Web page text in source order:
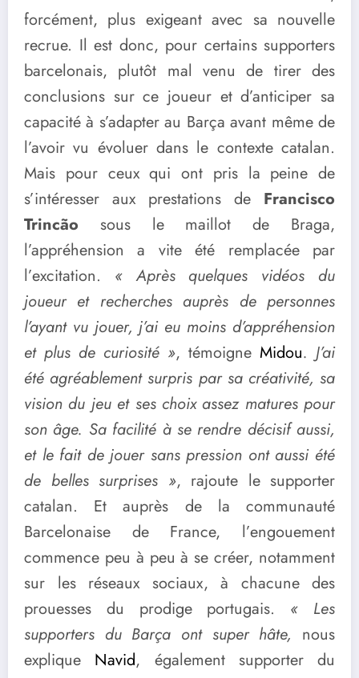
forcément, plus exigeant avec sa nouvelle
recrue. Il est donc, pour certains supporters
barcelonais, plutôt mal venu de tirer des
conclusions sur ce joueur et d’anticiper sa
capacité à s’adapter au Barça avant même de
l’avoir vu évoluer dans le contexte catalan.
Mais pour ceux qui ont pris la peine de
s’intéresser aux prestations de Francisco
Trincão sous le maillot de Braga,
l’appréhension a vite été remplacée par
l’excitation. « Après quelques vidéos du
joueur et recherches auprès de personnes
l’ayant vu jouer, j’ai eu moins d’appréhension
et plus de curiosité », témoigne Midou. J’ai
été agréablement surpris par sa créativité, sa
vision du jeu et ses choix assez matures pour
son âge. Sa facilité à se rendre décisif aussi,
et le fait de jouer sans pression ont aussi été
de belles surprises », rajoute le supporter
catalan. Et auprès de la communauté
Barcelonaise de France, l’engouement
commence peu à peu à se créer, notamment
sur les réseaux sociaux, à chacune des
prouesses du prodige portugais. « Les
supporters du Barça ont super hâte, nous
explique Navid, également supporter du